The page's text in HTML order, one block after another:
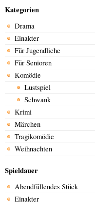
Kategorien
Drama
Einakter
Für Jugendliche
Für Senioren
Komödie
Lustspiel
Schwank
Krimi
Märchen
Tragikomödie
Weihnachten
Spieldauer
Abendfüllendes Stück
Einakter